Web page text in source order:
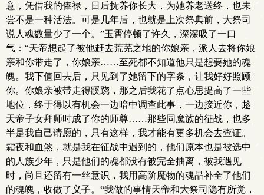
意，凭借我的俸禄，日后抚养你长大，为她养老送终，也未
尝不是一种活法。可是几年后，也就是上次祭典前，大祭司
说人魂数量少了一个。”玉霄停顿了许久，深深吸了一口
气：“天帝想起了被他赶去荒芜之地的你娘亲，派人去将你娘
亲和你带走了，你娘亲……至死都不知道他只是想要她的魂
魄。我下值回去后，只见到了她留下的字条，让我好好照顾
你。你娘亲被带走得蹊跷，那之后我花了点心思提高了一些
地位，终于得以有机会一边暗中调查此事，一边接近你，趁
天帝子女拜师时成了你的师尊……那些同魔族的征战，也多
半是我自己请愿的，只有这样，我才能有更多机会去查证。
霜夜和血煞，就是我在征战中遇到的，他们原本也是被选中
的人族少年，只是他们的魂都没有被完全抽离，被我遇见
时，尚且还留有一丝意识，我用高阶魔物的魂晶补全了他们
的魂魄，收做了义子。“我做的事情天帝和大祭司隐有所觉，